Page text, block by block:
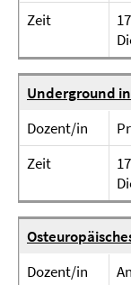
Zeit
Underground
Dozent/in
Zeit
Dozent/in